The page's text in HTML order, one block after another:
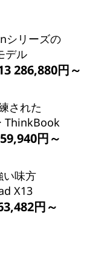
シリーズの
デル
286,880円～
された
ThinkBook
円～
い味方
X13
円～